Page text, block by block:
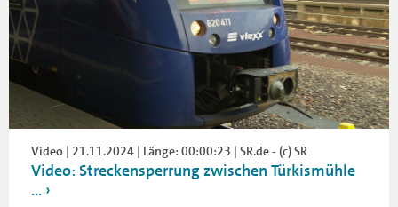
Video | 21.11.2024 | Länge: 00:00:23 | SR.de - (c) SR
Video: Streckensperrung zwischen Türkismühle
...